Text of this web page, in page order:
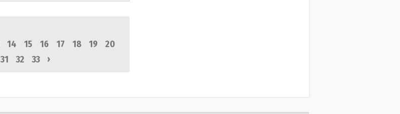
14 15 16 17 18 19
20
31 32 33 ›